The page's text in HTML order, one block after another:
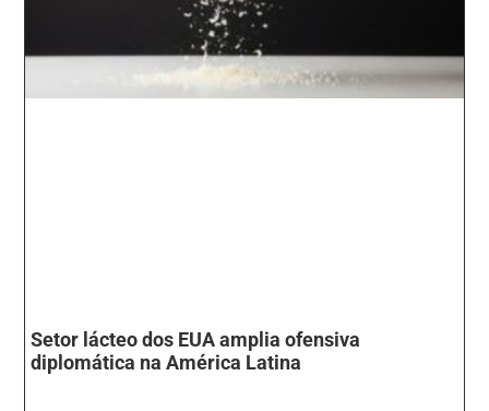
Setor lácteo dos EUA amplia ofensiva
diplomática na América Latina